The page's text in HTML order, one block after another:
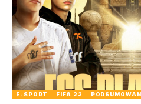
E-SPORT FIFA 23